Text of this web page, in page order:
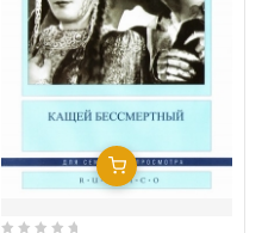
Добавить В Корзину